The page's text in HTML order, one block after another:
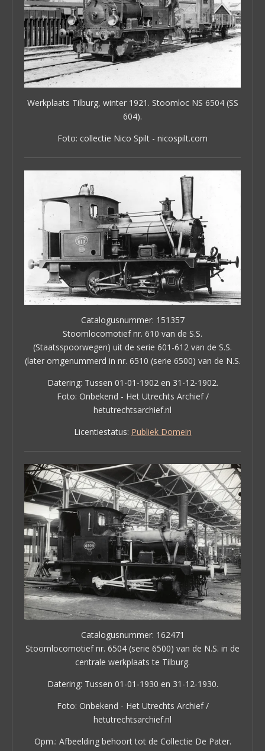
Werkplaats Tilburg, winter 1921. Stoomloc NS 6504 (SS
604).
Foto: collectie Nico Spilt - nicospilt.com
Catalogusnummer: 151357
Stoomlocomotief nr. 610 van de S.S.
(Staatsspoorwegen) uit de serie 601-612 van de S.S.
(later omgenummerd in nr. 6510 (serie 6500) van de N.S.
Datering: Tussen 01-01-1902 en 31-12-1902.
Foto: Onbekend - Het Utrechts Archief /
hetutrechtsarchief.nl
Licentiestatus: Publiek Domein
Catalogusnummer: 162471
Stoomlocomotief nr. 6504 (serie 6500) van de N.S. in de
centrale werkplaats te Tilburg.
Datering: Tussen 01-01-1930 en 31-12-1930.
Foto: Onbekend - Het Utrechts Archief /
hetutrechtsarchief.nl
Opm.: Afbeelding behoort tot de Collectie De Pater.